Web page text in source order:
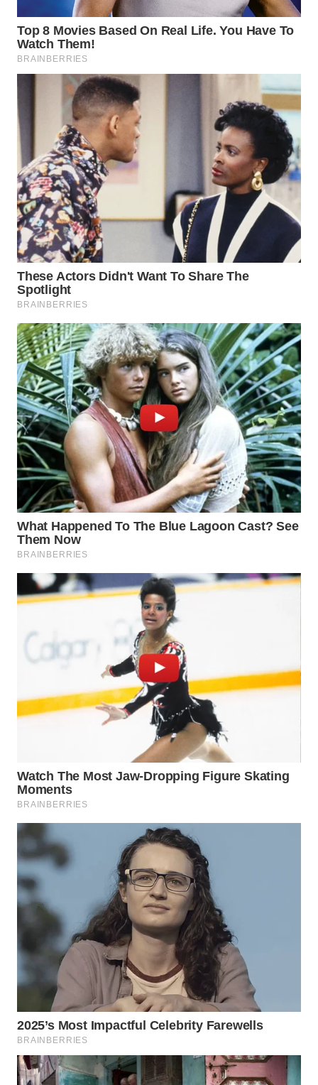
WAHANANEWS
ID
WAHANANEWS
CO ID
WAHANANEWS
NET
WAHANA
SPORT
WAHANA
UMKM
WAHANA
SELEB
WAHANA
PERSONA
WAHANA
OTOMOTIF
WAHANA
HEALTH
WAHANA
DESA
WISATA
LAPAK
Wahana
MASYARAKAT
KELISTRIKAN
ID
MAWAKA
ID
MARTABAT
NET
PLN
WATCH
LPKKI
LKKI
KOPEKLIN